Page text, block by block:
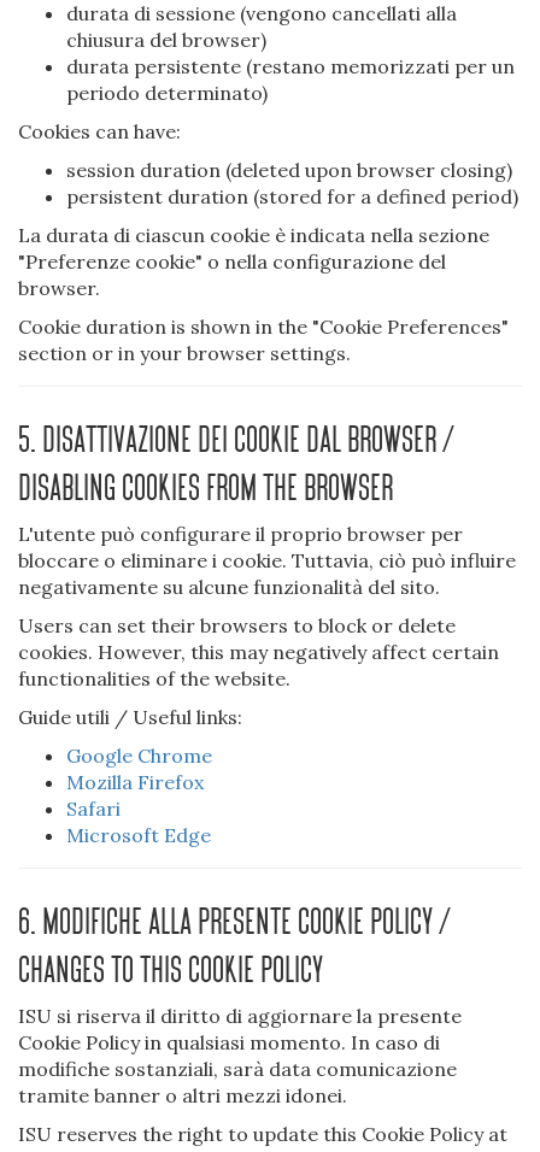
durata di sessione (vengono cancellati alla
chiusura del browser)
durata persistente (restano memorizzati per un
periodo determinato)
Cookies can have:
session duration (deleted upon browser closing)
persistent duration (stored for a defined period)
La durata di ciascun cookie è indicata nella sezione
"Preferenze cookie" o nella configurazione del
browser.
Cookie duration is shown in the "Cookie Preferences"
section or in your browser settings.
5. Disattivazione dei cookie dal browser /
Disabling cookies from the browser
L'utente può configurare il proprio browser per
bloccare o eliminare i cookie. Tuttavia, ciò può influire
negativamente su alcune funzionalità del sito.
Users can set their browsers to block or delete
cookies. However, this may negatively affect certain
functionalities of the website.
Guide utili / Useful links:
Google Chrome
Mozilla Firefox
Safari
Microsoft Edge
6. Modifiche alla presente Cookie Policy /
Changes to this Cookie Policy
ISU si riserva il diritto di aggiornare la presente
Cookie Policy in qualsiasi momento. In caso di
modifiche sostanziali, sarà data comunicazione
tramite banner o altri mezzi idonei.
ISU reserves the right to update this Cookie Policy at